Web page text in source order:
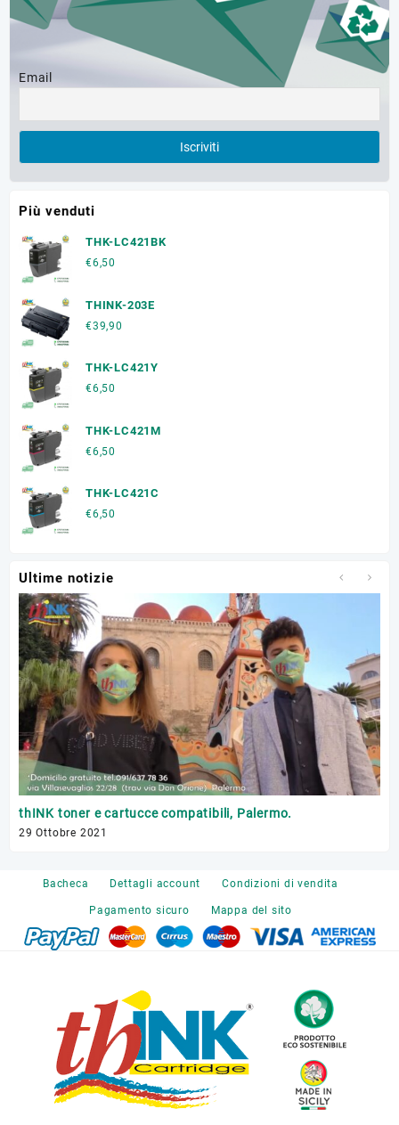
Email
Più venduti
THK-LC421BK
€6,50
THINK-203E
€39,90
THK-LC421Y
€6,50
THK-LC421M
€6,50
THK-LC421C
€6,50
Ultime notizie
thINK toner e cartucce compatibili, Palermo.
29 Ottobre 2021
Bacheca Dettagli account Condizioni di vendita
Pagamento sicuro Mappa del sito